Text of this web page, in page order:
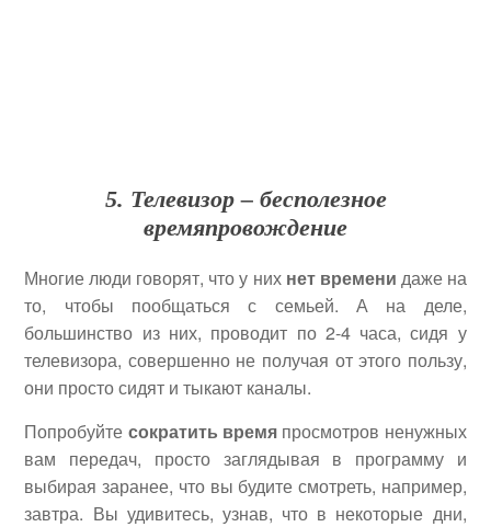
5. Телевизор – бесполезное
времяпровождение
Многие люди говорят, что у них нет времени даже на
то, чтобы пообщаться с семьей. А на деле,
большинство из них, проводит по 2-4 часа, сидя у
телевизора, совершенно не получая от этого пользу,
они просто сидят и тыкают каналы.
Попробуйте сократить время просмотров ненужных
вам передач, просто заглядывая в программу и
выбирая заранее, что вы будите смотреть, например,
завтра. Вы удивитесь, узнав, что в некоторые дни,